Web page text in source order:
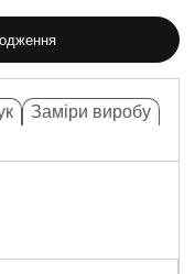
Заміри виробу